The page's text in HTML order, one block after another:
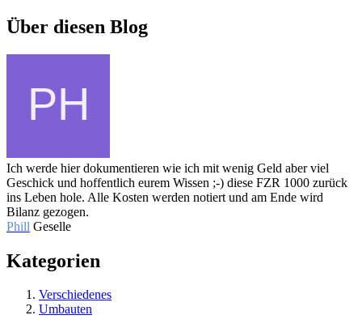
Über diesen Blog
Ich werde hier dokumentieren wie ich mit wenig Geld aber viel
Geschick und hoffentlich eurem Wissen ;-) diese FZR 1000 zurück
ins Leben hole. Alle Kosten werden notiert und am Ende wird
Bilanz gezogen.
Phill Geselle
Kategorien
Verschiedenes
Umbauten